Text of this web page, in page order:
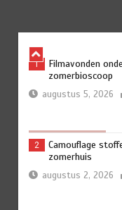
1
Filmavonden
zomerbioscoop
augustus 5, 2026
2
Camouflage
zomerhuis
augustus 2, 2026